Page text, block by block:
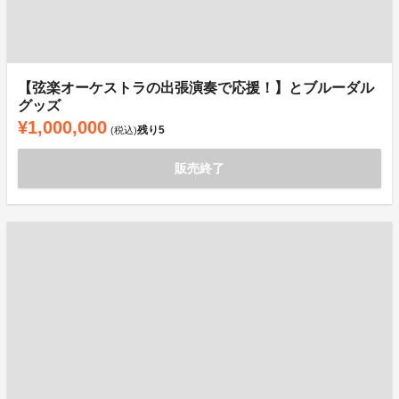
【弦楽オーケストラの出張演奏で応援！】とブルーダル
グッズ
¥1,000,000 (税込)残り5
販売終了